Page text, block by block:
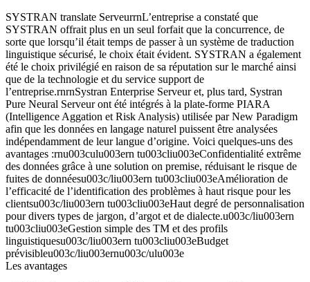
SYSTRAN translate ServeurrnL’entreprise a constaté que
SYSTRAN offrait plus en un seul forfait que la concurrence, de
sorte que lorsqu’il était temps de passer à un système de traduction
linguistique sécurisé, le choix était évident. SYSTRAN a également
été le choix privilégié en raison de sa réputation sur le marché ainsi
que de la technologie et du service support de
l’entreprise.rnrnSystran Enterprise Serveur et, plus tard, Systran
Pure Neural Serveur ont été intégrés à la plate-forme PIARA
(Intelligence Aggation et Risk Analysis) utilisée par New Paradigm
afin que les données en langage naturel puissent être analysées
indépendamment de leur langue d’origine. Voici quelques-uns des
avantages :rnu003culu003ern tu003cliu003eConfidentialité extrême
des données grâce à une solution on premise, réduisant le risque de
fuites de donnéesu003c/liu003ern tu003cliu003eAmélioration de
l’efficacité de l’identification des problèmes à haut risque pour les
clientsu003c/liu003ern tu003cliu003eHaut degré de personnalisation
pour divers types de jargon, d’argot et de dialecte.u003c/liu003ern
tu003cliu003eGestion simple des TM et des profils
linguistiquesu003c/liu003ern tu003cliu003eBudget
prévisibleu003c/liu003ernu003c/ulu003e
Les avantages